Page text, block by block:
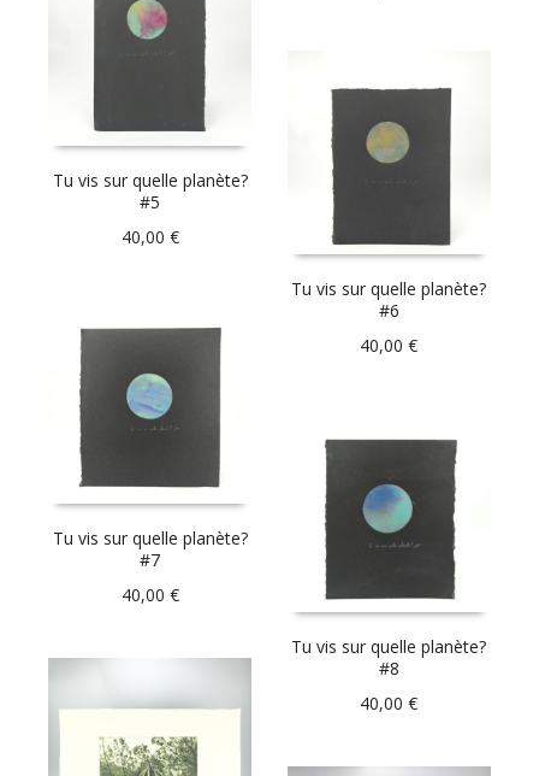
Tu vis sur quelle planète?
#5
40,00 €
Tu vis sur quelle planète?
#6
40,00€
Tu vis sur quelle planète?
#7
40,00 €
Tu vis sur quelle planète?
#8
40,00€